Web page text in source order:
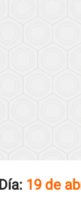
Día: 19 de